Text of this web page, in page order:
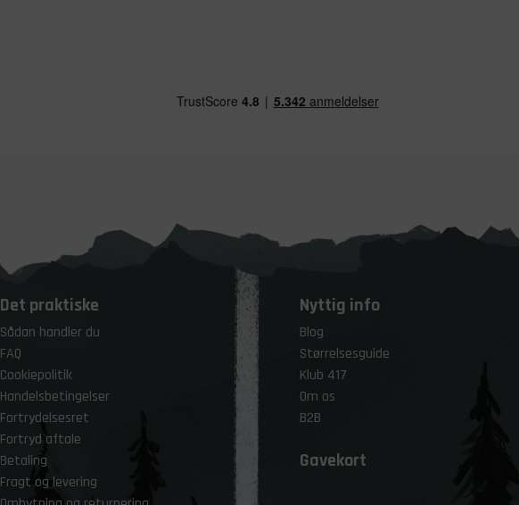
Det praktiske
Sådan handler du
FAQ
Cookiepolitik
Handelsbetingelser
Fortrydelsesret
Fortryd aftale
Betaling
Fragt og levering
Nyttig info
Blog
Størrelsesguide
Klub 417
Om os
B2B
Gavekort